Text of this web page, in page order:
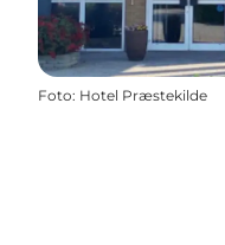
Foto: Hotel Præstekilde